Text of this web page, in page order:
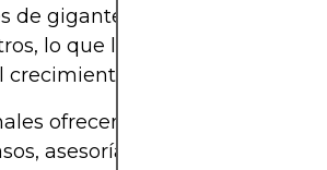
de gigantes tecnológicos
lo que le permite
de mercados
ofrecen plataformas de
asesoría en inglés y otros